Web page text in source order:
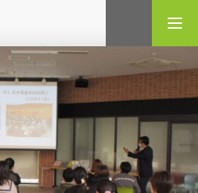
検索